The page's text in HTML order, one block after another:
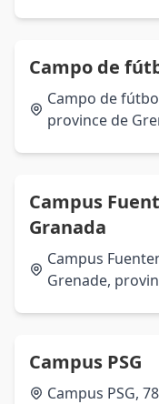
Campo de
Campo de
province de
Campus
Granada
Campus
Grenade,
Campus PSG
Campus PSG,